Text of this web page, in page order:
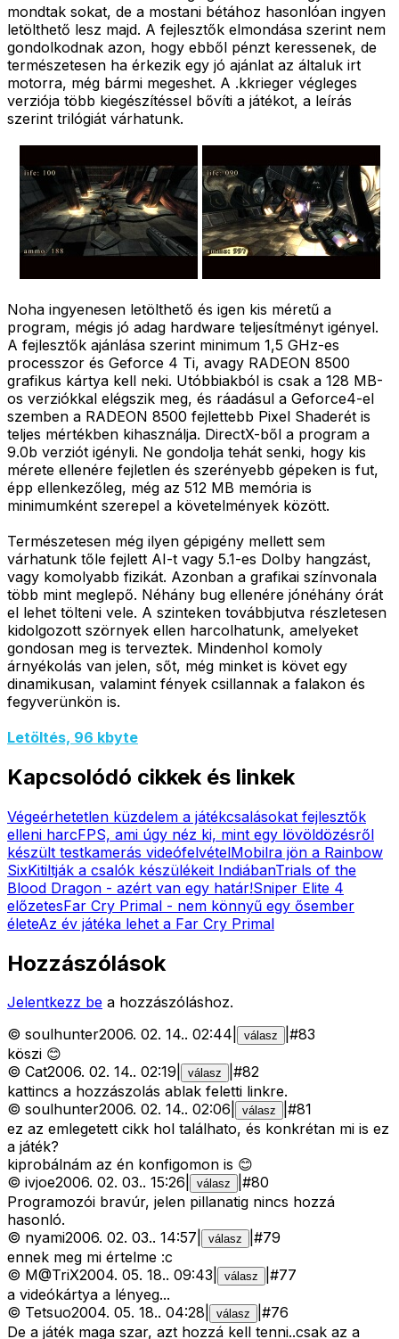
mondtak sokat, de a mostani bétához hasonlóan ingyen
letölthető lesz majd. A fejlesztők elmondása szerint nem
gondolkodnak azon, hogy ebből pénzt keressenek, de
természetesen ha érkezik egy jó ajánlat az általuk irt
motorra, még bármi megeshet. A .kkrieger végleges
verziója több kiegészítéssel bővíti a játékot, a leírás
szerint trilógiát várhatunk.
Noha ingyenesen letölthető és igen kis méretű a
program, mégis jó adag hardware teljesítményt igényel.
A fejlesztők ajánlása szerint minimum 1,5 GHz-es
processzor és Geforce 4 Ti, avagy RADEON 8500
grafikus kártya kell neki. Utóbbiakból is csak a 128 MB-
os verziókkal elégszik meg, és ráadásul a Geforce4-el
szemben a RADEON 8500 fejlettebb Pixel Shaderét is
teljes mértékben kihasználja. DirectX-ből a program a
9.0b verziót igényli. Ne gondolja tehát senki, hogy kis
mérete ellenére fejletlen és szerényebb gépeken is fut,
épp ellenkezőleg, még az 512 MB memória is
minimumként szerepel a követelmények között.
Természetesen még ilyen gépigény mellett sem
várhatunk tőle fejlett AI-t vagy 5.1-es Dolby hangzást,
vagy komolyabb fizikát. Azonban a grafikai színvonala
több mint meglepő. Néhány bug ellenére jónéhány órát
el lehet tölteni vele. A szinteken továbbjutva részletesen
kidolgozott szörnyek ellen harcolhatunk, amelyeket
gondosan meg is terveztek. Mindenhol komoly
árnyékolás van jelen, sőt, még minket is követ egy
dinamikusan, valamint fények csillannak a falakon és
fegyverünkön is.
Letöltés, 96 kbyte
Kapcsolódó cikkek és linkek
Végeérhetetlen küzdelem a játékcsalásokat fejlesztők
elleni harcFPS, ami úgy néz ki, mint egy lövöldözésről
készült testkamerás videófelvételMobilra jön a Rainbow
SixKitiltják a csalók készülékeit IndiábanTrials of the
Blood Dragon - azért van egy határ!Sniper Elite 4
előzetesFar Cry Primal - nem könnyű egy ősember
életeAz év játéka lehet a Far Cry Primal
Hozzászólások
Jelentkezz be a hozzászóláshoz.
© soulhunter2006. 02. 14.. 02:44 válasz #83
köszi 😊
© Cat2006. 02. 14.. 02:19 válasz #82
kattincs a hozzászolás ablak feletti linkre.
© soulhunter2006. 02. 14.. 02:06 válasz #81
ez az emlegetett cikk hol találhato, és konkrétan mi is ez
a játék?
kiprobálnám az én konfigomon is 😊
© ivjoe2006. 02. 03.. 15:26 válasz #80
Programozói bravúr, jelen pillanatig nincs hozzá
hasonló.
© nyami2006. 02. 03.. 14:57 válasz #79
ennek meg mi értelme :c
© M@TriX2004. 05. 18.. 09:43 válasz #77
a videókártya a lényeg...
© Tetsuo2004. 05. 18.. 04:28 válasz #76
De a játék maga szar, azt hozzá kell tenni..csak az a